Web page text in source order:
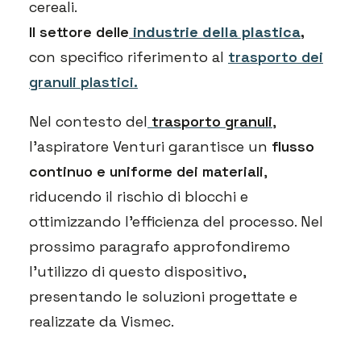
cereali.
Il settore delle industrie della plastica,
con specifico riferimento al trasporto dei
granuli plastici.
Nel contesto del trasporto granuli,
l’aspiratore Venturi garantisce un flusso
continuo e uniforme dei materiali,
riducendo il rischio di blocchi e
ottimizzando l’efficienza del processo. Nel
prossimo paragrafo approfondiremo
l’utilizzo di questo dispositivo,
presentando le soluzioni progettate e
realizzate da Vismec.